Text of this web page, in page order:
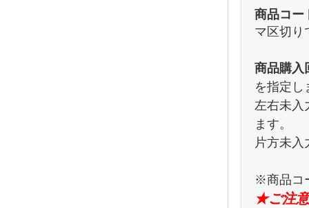
商品コー
マ区切り
商品購入
を指定し
左右未入
ます。
片方未
※商品コ
★ご注